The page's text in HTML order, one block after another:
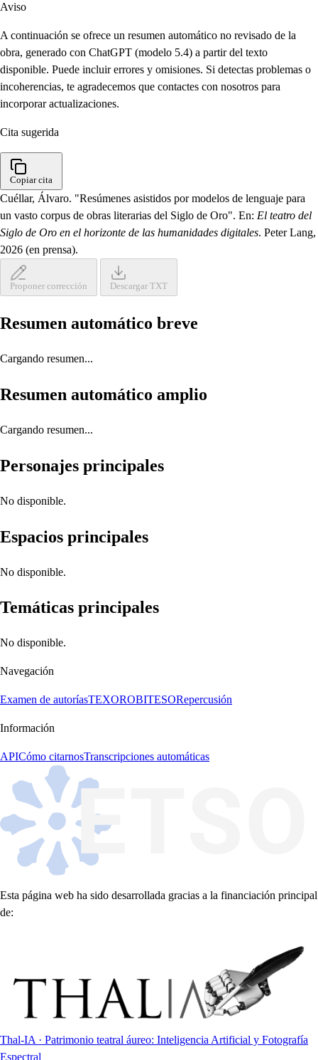
Aviso
A continuación se ofrece un resumen automático no revisado de la
obra, generado con ChatGPT (modelo 5.4) a partir del texto
disponible. Puede incluir errores y omisiones. Si detectas problemas o
incoherencias, te agradecemos que contactes con nosotros para
incorporar actualizaciones.
Cita sugerida
Copiar cita
Cuéllar, Álvaro. "Resúmenes asistidos por modelos de lenguaje para
un vasto corpus de obras literarias del Siglo de Oro". En: El teatro del
Siglo de Oro en el horizonte de las humanidades digitales. Peter Lang,
2026 (en prensa).
Proponer corrección Descargar TXT
Resumen automático breve
Cargando resumen...
Resumen automático amplio
Cargando resumen...
Personajes principales
No disponible.
Espacios principales
No disponible.
Temáticas principales
No disponible.
Navegación
Examen de autoríasTEXOROBITESORepercusión
Información
APICómo citarnosTranscripciones automáticas
Esta página web ha sido desarrollada gracias a la financiación principal
de:
Thal-IA · Patrimonio teatral áureo: Inteligencia Artificial y Fotografía
Espectral